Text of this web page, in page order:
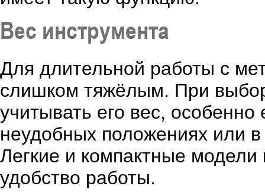
Вес инструмента
Для длительной работы с
слишком тяжёлым. При
учитывать его вес,
неудобных положениях или
Легкие и компактные модели
удобство работы.